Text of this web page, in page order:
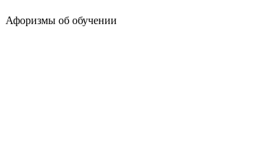
Афоризмы об обучении